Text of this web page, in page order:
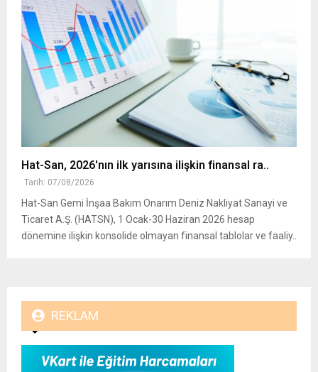
Hat-San, 2026'nın ilk yarısına ilişkin finansal ra..
Tarih: 07/08/2026
Hat-San Gemi İnşaa Bakım Onarım Deniz Nakliyat Sanayi ve
Ticaret A.Ş. (HATSN), 1 Ocak-30 Haziran 2026 hesap
dönemine ilişkin konsolide olmayan finansal tablolar ve faaliy..
REKLAM